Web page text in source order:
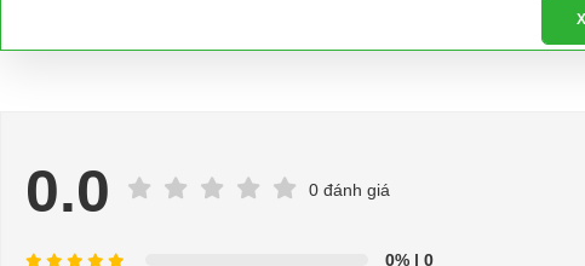
0.0 0 đánh giá
0%| 0